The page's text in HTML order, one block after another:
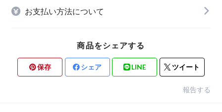
お支払い方法について
商品をシェアする
保存 シェア LINE ツイート
報告する